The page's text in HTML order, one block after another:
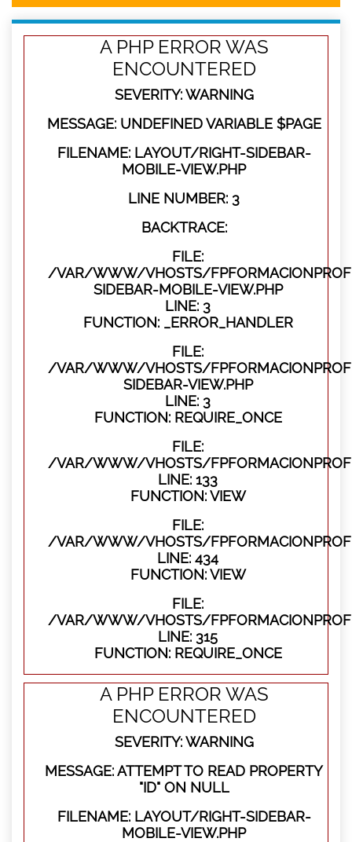
A PHP ERROR WAS
ENCOUNTERED
SEVERITY: WARNING
MESSAGE: UNDEFINED VARIABLE $PAGE
FILENAME: LAYOUT/RIGHT-SIDEBAR-
MOBILE-VIEW.PHP
LINE NUMBER: 3
BACKTRACE:
FILE:
/VAR/WWW/VHOSTS/
SIDEBAR-MOBILE-VIEW.PHP
LINE: 3
FUNCTION: _ERROR_HANDLER
FILE:
/VAR/WWW/VHOSTS/
SIDEBAR-VIEW.PHP
LINE: 3
FUNCTION: REQUIRE_ONCE
FILE:
/VAR/WWW/VHOSTS/
LINE: 133
FUNCTION: VIEW
FILE:
/VAR/WWW/VHOSTS/
LINE: 434
FUNCTION: VIEW
FILE:
/VAR/WWW/VHOSTS/
LINE: 315
FUNCTION: REQUIRE_ONCE
A PHP ERROR WAS
ENCOUNTERED
SEVERITY: WARNING
MESSAGE: ATTEMPT TO READ PROPERTY
"ID" ON NULL
FILENAME: LAYOUT/RIGHT-SIDEBAR-
MOBILE-VIEW.PHP